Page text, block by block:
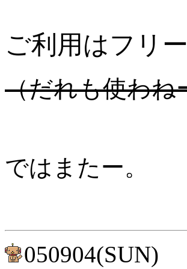
ご利用はフリ
（だれも使わね
ではまたー。
050904(SUN)